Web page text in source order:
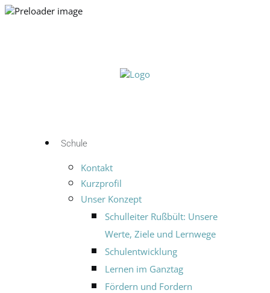
Schule
Kontakt
Kurzprofil
Unser Konzept
Schulleiter Rußbült: Unsere
Werte, Ziele und Lernwege
Schulentwicklung
Lernen im Ganztag
Fördern und Fordern